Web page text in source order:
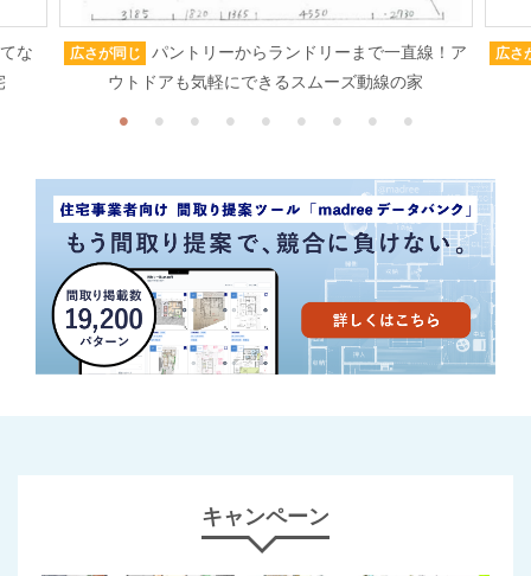
な
広さが同じ
パントリーからランドリーまで一直線！ア
ウトドアも気軽にできるスムーズ動線の家
広さ
キャンペーン